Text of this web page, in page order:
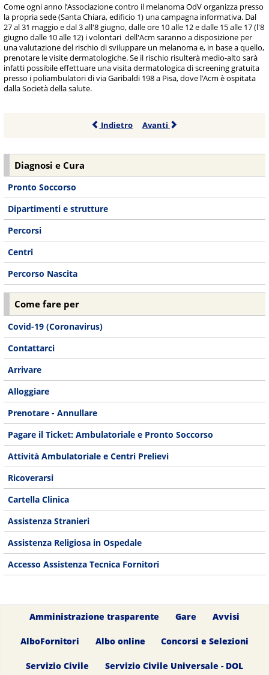
Come ogni anno l’Associazione contro il melanoma OdV organizza presso
la propria sede (Santa Chiara, edificio 1) una campagna informativa. Dal
27 al 31 maggio e dal 3 all'8 giugno, dalle ore 10 alle 12 e dalle 15 alle 17 (l'8
giugno dalle 10 alle 12) i volontari dell'Acm saranno a disposizione per
una valutazione del rischio di sviluppare un melanoma e, in base a quello,
prenotare le visite dermatologiche. Se il rischio risulterà medio-alto sarà
infatti possibile effettuare una visita dermatologica di screening gratuita
presso i poliambulatori di via Garibaldi 198 a Pisa, dove l’Acm è ospitata
dalla Società della salute.
Indietro Avanti
Diagnosi e Cura
Pronto Soccorso
Dipartimenti e strutture
Percorsi
Centri
Percorso Nascita
Come fare per
Covid-19 (Coronavirus)
Contattarci
Arrivare
Alloggiare
Prenotare - Annullare
Pagare il Ticket: Ambulatoriale e Pronto Soccorso
Attività Ambulatoriale e Centri Prelievi
Ricoverarsi
Cartella Clinica
Assistenza Stranieri
Assistenza Religiosa in Ospedale
Accesso Assistenza Tecnica Fornitori
Amministrazione trasparente Gare Avvisi
AlboFornitori Albo online Concorsi e Selezioni
Servizio Civile Servizio Civile Universale - DOL